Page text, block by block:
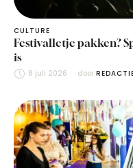
CULTURE
Festivalletje pakken?
is
8 juli 2026 door